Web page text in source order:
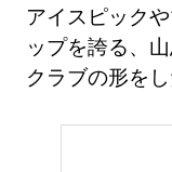
アイスピック
ップを誇る、
クラブの形を